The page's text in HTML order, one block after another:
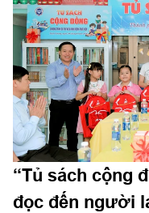
ảnh thành phố.
“Tủ sách cộng
đọc đến người